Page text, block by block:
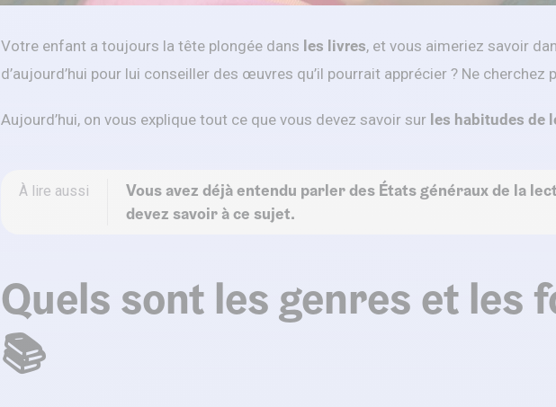
Votre enfant a toujours la tête plongée dans les livres, et vous aimeriez savoir
d’aujourd’hui pour lui conseiller des œuvres qu’il pourrait apprécier ? Ne cherchez
Aujourd’hui, on vous explique tout ce que vous devez savoir sur les habitudes de
À lire aussi
Vous avez déjà entendu parler des États généraux de la
devez savoir à ce sujet.
Quels sont les genres et les
📚